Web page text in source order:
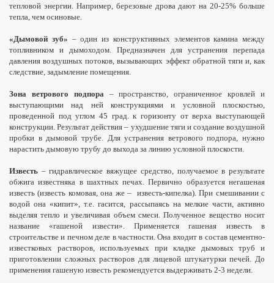
тепловой энергии. Например, березовые дрова дают на 20-25% больше
тепла, чем осиновые.
«Дымовой зуб» – один из конструктивных элементов камина между
топливником и дымоходом. Предназначен для устранения перепада
давления воздушных потоков, вызывающих эффект обратной тяги и, как
следствие, задымление помещения.
Зона ветрового подпора– пространство, ограниченное кровлей и
выступающими над ней конструкциями и условной плоскостью,
проведенной под углом 45 град. к горизонту от верха выступающей
конструкции. Результат действия – ухудшение тяги и создание воздушной
пробки в дымовой трубе. Для устранения ветрового подпора, нужно
нарастить дымовую трубу до выхода за линию условной плоскости.
Известь – гидравлическое вяжущее средство, получаемое в результате
обжига известняка в шахтных печах. Первично образуется негашеная
известь (известь комовая, она же – известь-кипелка). При смешивании с
водой она «кипит», т.е. гасится, рассыпаясь на мелкие части, активно
выделяя тепло и увеличивая объем смеси. Полученное вещество носит
название «гашеной извести». Применяется гашеная известь в
строительстве и печном деле в частности. Она входит в состав цементно-
известковых растворов, используемых при кладке дымовых труб и
приготовлении сложных растворов для лицевой штукатурки печей. До
применения гашеную известь рекомендуется выдерживать 2-3 недели.